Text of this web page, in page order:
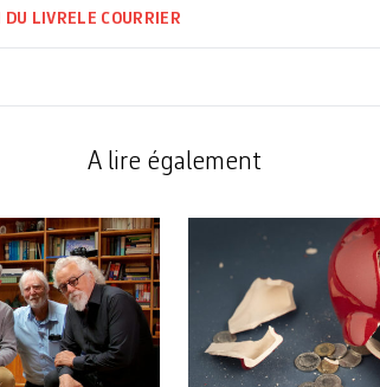
DU LIVRE LE COURRIER
A lire également